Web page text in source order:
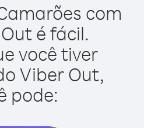
com
é fácil.
você tiver
Viber Out,
pode: